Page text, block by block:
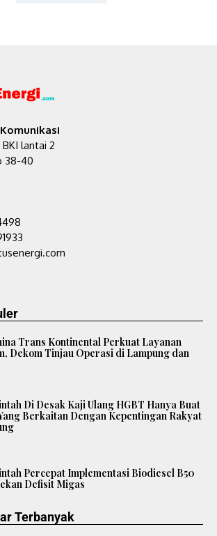
lantai 2
38-40
Trans Kontinental Perkuat Layanan
Dekom Tinjau Operasi di Lampung dan
Di Desak Kaji Ulang HGBT Hanya Buat
Berkaitan Dengan Kepentingan Rakyat
Percepat Implementasi Biodiesel B50
Defisit Migas
Terbanyak